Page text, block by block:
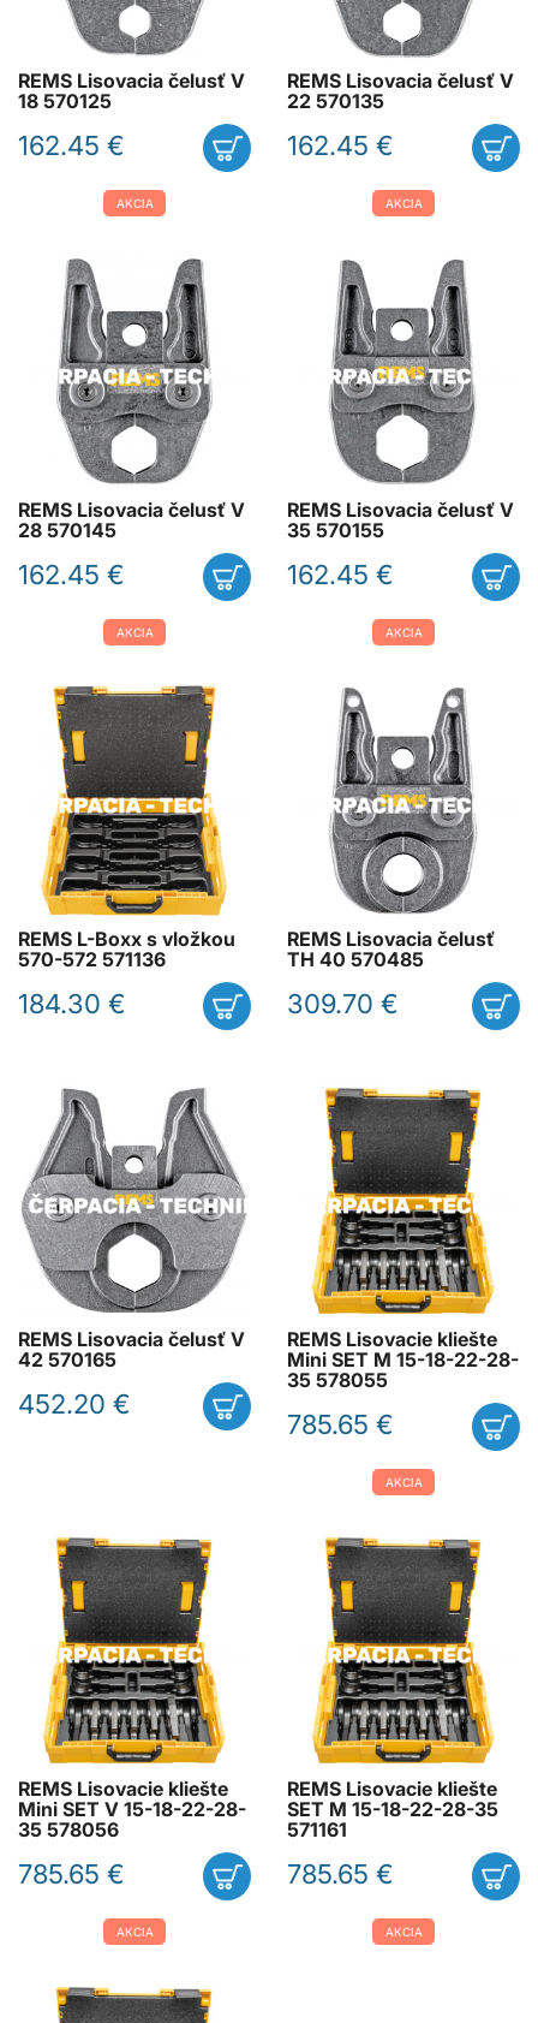
REMS Lisovacia čelusť V
18 570125
162.45 €
AKCIA
REMS Lisovacia čelusť V
22 570135
162.45 €
AKCIA
REMS Lisovacia čelusť V
28 570145
162.45 €
AKCIA
REMS Lisovacia čelusť V
35 570155
162.45 €
AKCIA
REMS L-Boxx s vložkou
570-572 571136
184.30 €
REMS Lisovacia čelusť
TH 40 570485
309.70 €
REMS Lisovacia čelusť V
42 570165
452.20 €
REMS Lisovacie kliešte
Mini SET M 15-18-22-28-
35 578055
785.65 €
AKCIA
REMS Lisovacie kliešte
Mini SET V 15-18-22-28-
35 578056
785.65 €
AKCIA
REMS Lisovacie kliešte
SET M 15-18-22-28-35
571161
785.65 €
AKCIA